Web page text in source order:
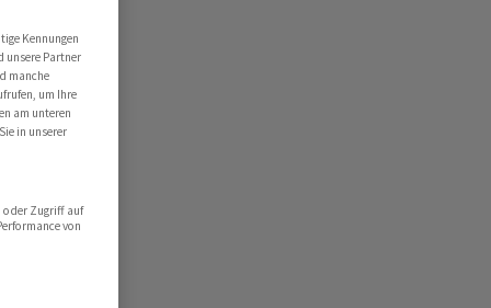
Kennungen
unsere Partner
manche
um Ihre
am unteren
in unserer
oder Zugriff auf
von